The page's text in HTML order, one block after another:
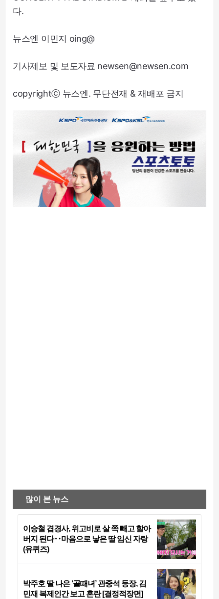
다.
뉴스엔 이민지 oing@
기사제보 및 보도자료 newsen@newsen.com
copyrightⓒ 뉴스엔. 무단전재 & 재배포 금지
많이 본 뉴스
이승철 겹경사, 위고비로 살 쪽 빼고 할아
버지 된다‥마음으로 낳은 딸 임신 자랑
(유퀴즈)
박주호 딸 나은 ‘골때녀’ 관중석 등장, 김
민재 복제인간 보고 혼란 [결정적장면]